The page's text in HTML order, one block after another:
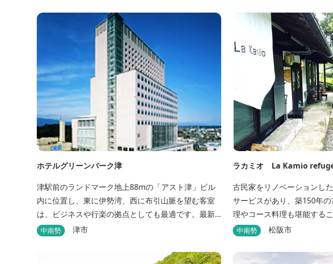
ホテルグリーンパーク津
津駅前のランドマーク地上88mの「アスト津」ビル
内に位置し、東に伊勢湾、西に布引山脈を望む客室
は、ビジネスや行楽の拠点としても最適です。最新
の設備を誇るゆとりのホテルです。
中南勢 津市
ラカミオ La Kamio
古民家をリノベーションし
サービスがあり、築150年
理やコース料理も堪能する
中南勢 松阪市